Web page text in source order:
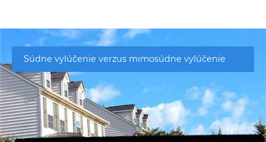
Súdne vylúčenie verzus mimosúdne vylúčenie